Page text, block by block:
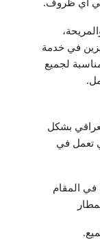
أي ظروف.
في خدمة
لجميع
بشكل
تعمل في
في المقام